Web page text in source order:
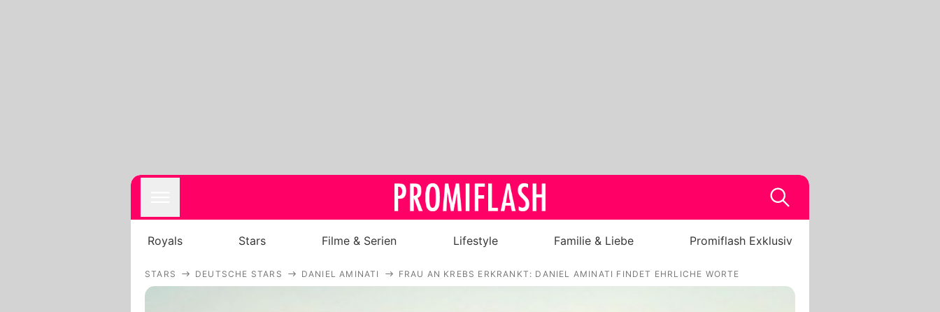
Royals
Royals Stars Filme & Serien Lifestyle Familie & Liebe Promiflash Exklusiv
STARS DEUTSCHE STARS DANIEL AMINATI FRAU AN KREBS ERKRANKT: DANIEL AMINATI FINDET EHRLICHE WORTE